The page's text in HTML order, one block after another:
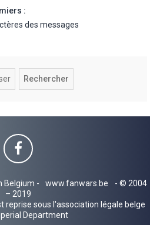
:
des messages
Belgium - www.fanwars.be
- © 2004
– 2019
reprise sous l'association légale belge
Department